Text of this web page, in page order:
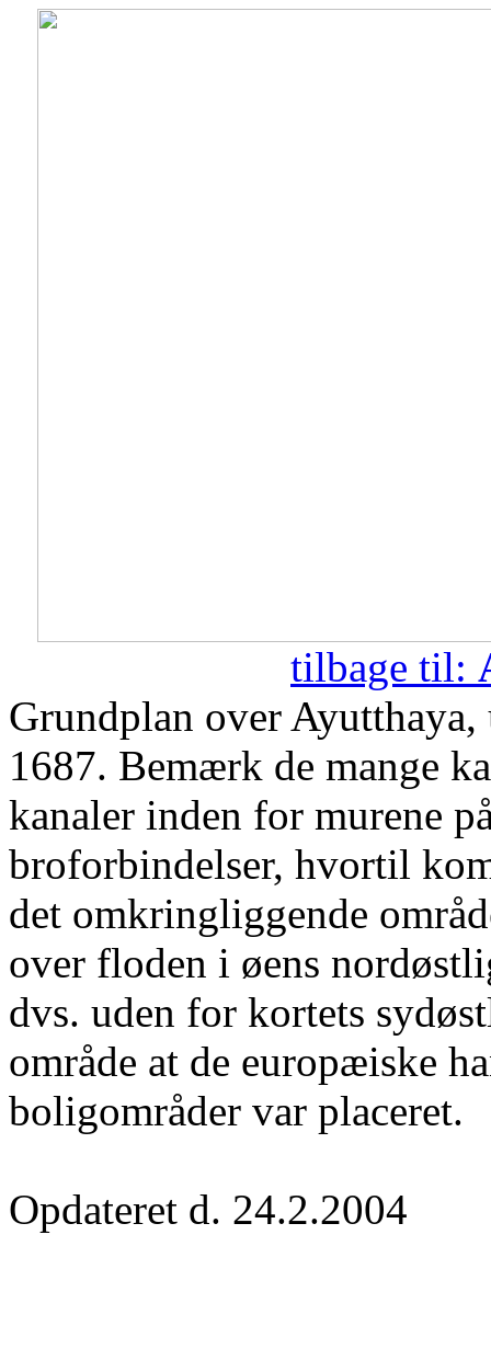
tilbage til:
Grundplan over
1687. Bemærk de mange
kanaler inden for murene
broforbindelser, hvortil
det omkringliggende
over floden i øens
dvs. uden for kortets
område at de europæiske
boligområder var placeret.
Opdateret d. 24.2.2004